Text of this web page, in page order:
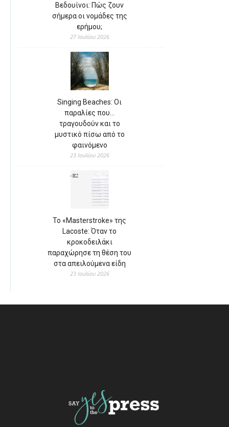
Βεδουίνοι: Πώς ζουν
σήμερα οι νομάδες της
ερήμου;
27 Ιουλίου 2026
Singing Beaches: Οι
παραλίες που…
τραγουδούν και το
μυστικό πίσω από το
φαινόμενο
23 Ιουλίου 2026
Το «Masterstroke» της
Lacoste: Όταν το
κροκοδειλάκι
παραχώρησε τη θέση του
στα απειλούμενα είδη
23 Ιουλίου 2026